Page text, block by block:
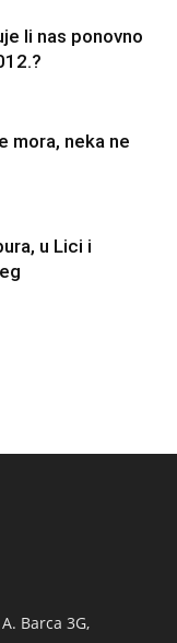
li nas ponovno
mora, neka ne
u Lici i
Barca 3G,